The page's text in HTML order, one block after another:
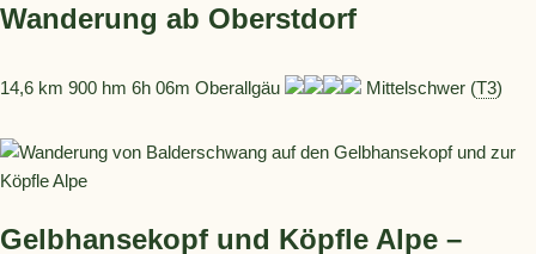
Wanderung ab Oberstdorf
14,6 km 900 hm 6h 06m Oberallgäu Mittelschwer (T3)
Gelbhansekopf und Köpfle Alpe –